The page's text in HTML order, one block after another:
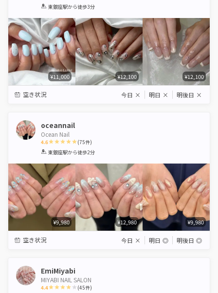
1 2 3 4 5
東銀座駅から徒歩3分
¥11,000 ¥12,100 ¥12,100
空き状況 今日 × 明日 × 明後日 ×
oceannail
Ocean Nail
4.6
1 2 3 4 5
(75件)
東銀座駅から徒歩2分
¥9,980 ¥12,980 ¥9,980
空き状況 今日 × 明日 ◎ 明後日 ◎
EmiMiyabi
MIYABI NAIL SALON
4.4 (45件)